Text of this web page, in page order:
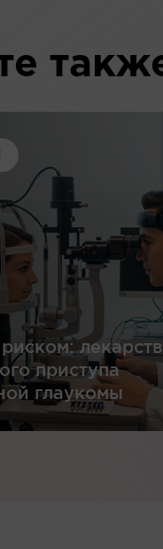
приступа
глаукомы